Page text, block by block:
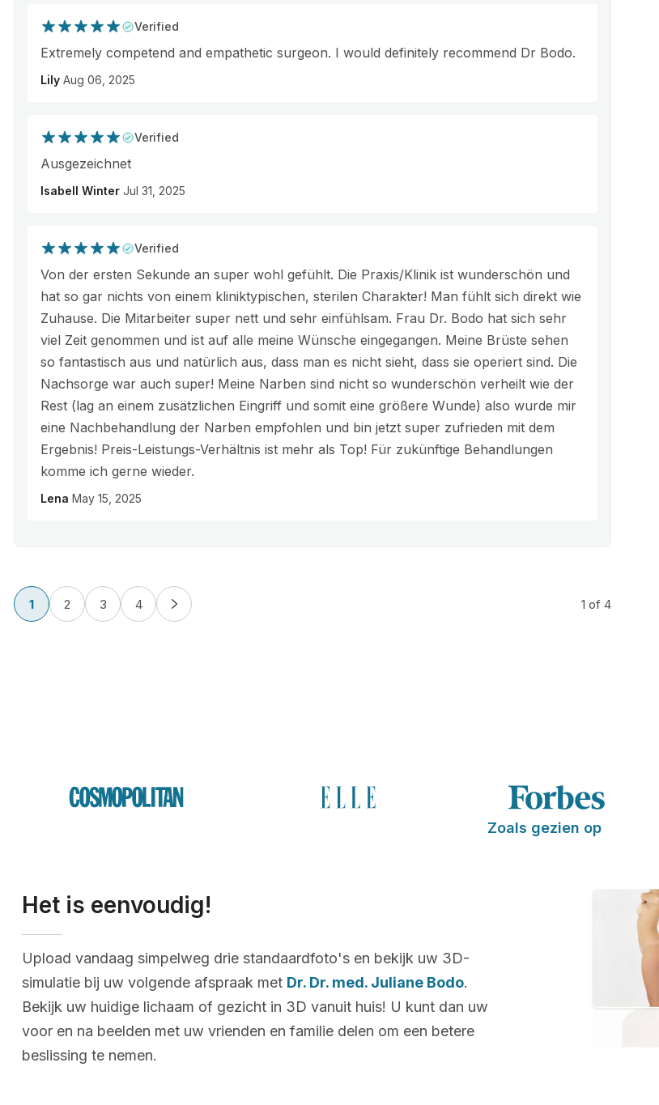
Verified
Extremely competend and empathetic surgeon. I would definitely recommend Dr Bodo.
Lily Aug 06, 2025
Verified
Ausgezeichnet
Isabell Winter Jul 31, 2025
Verified
Von der ersten Sekunde an super wohl gefühlt. Die Praxis/Klinik ist wunderschön und
hat so gar nichts von einem kliniktypischen, sterilen Charakter! Man fühlt sich direkt wie
Zuhause. Die Mitarbeiter super nett und sehr einfühlsam. Frau Dr. Bodo hat sich sehr
viel Zeit genommen und ist auf alle meine Wünsche eingegangen. Meine Brüste sehen
so fantastisch aus und natürlich aus, dass man es nicht sieht, dass sie operiert sind. Die
Nachsorge war auch super! Meine Narben sind nicht so wunderschön verheilt wie der
Rest (lag an einem zusätzlichen Eingriff und somit eine größere Wunde) also wurde mir
eine Nachbehandlung der Narben empfohlen und bin jetzt super zufrieden mit dem
Ergebnis! Preis-Leistungs-Verhältnis ist mehr als Top! Für zukünftige Behandlungen
komme ich gerne wieder.
Lena May 15, 2025
1 2 3 4 1 of 4
Zoals gezien op
Het is eenvoudig!
Upload vandaag simpelweg drie standaardfoto's en bekijk uw 3D-
simulatie bij uw volgende afspraak met Dr. Dr. med. Juliane Bodo.
Bekijk uw huidige lichaam of gezicht in 3D vanuit huis! U kunt dan uw
voor en na beelden met uw vrienden en familie delen om een betere
beslissing te nemen.